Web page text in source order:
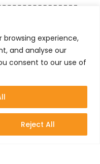
experience,
and analyse our
consent to our use of
Reject All
penuh dan
tidak halal dan
uang (money
maupun tindak
Nusantara